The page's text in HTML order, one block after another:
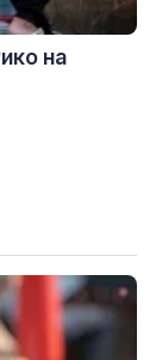
на